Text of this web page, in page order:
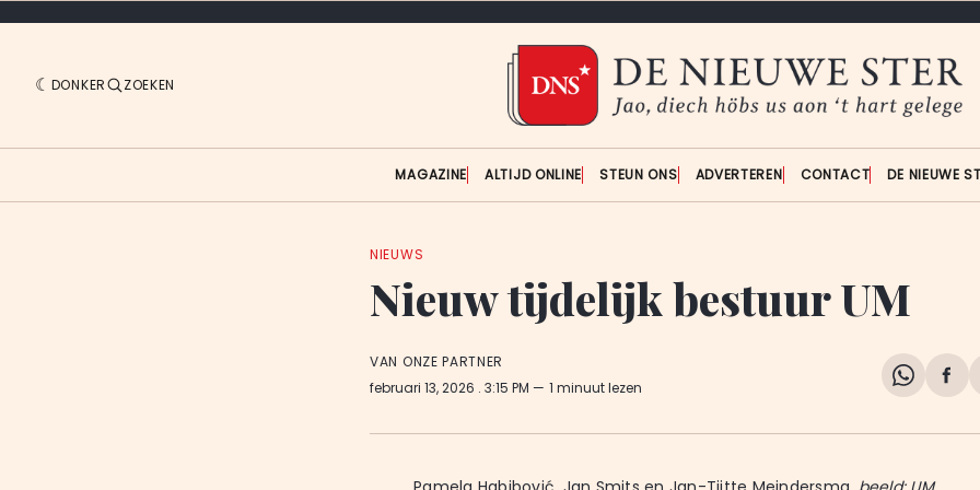
DONKER ZOEKEN
MAGAZINE ALTIJD ONLINE STEUN ONS ADVERTEREN CONTACT DE NIEUWE
NIEUWS
Nieuw tijdelijk bestuur UM
VAN ONZE PARTNER
februari 13, 2026 . 3:15 PM 1 minuut lezen
Share